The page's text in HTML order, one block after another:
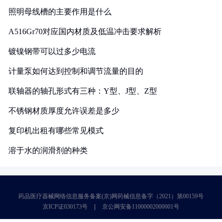
照明母线槽的主要作用是什么
A516Gr70对应国内材质及低温冲击要求解析
镀镍钢带可以过多少电流
计量泵如何达到控制和调节流量的目的
联轴器的轴孔形式有三种：Y型、J型、Z型
不锈钢材质厚度允许误差是多少
复印机出租有哪些常见模式
溶于水的润滑剂的种类
药品医疗器械网络信息服务备案(京)网药械信息备字（2021）第00159号
京ICP证030173号
京公网安备11000002000001号